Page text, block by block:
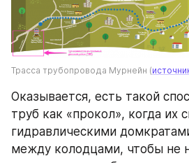
Трасса трубопровода Мурнейн (
Оказывается, есть такой
труб как «прокол», когда их
гидравлическими
между колодцами, чтобы не